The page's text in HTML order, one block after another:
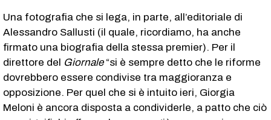
Una fotografia che si lega, in parte, all’editoriale di
Alessandro Sallusti (il quale, ricordiamo, ha anche
firmato una biografia della stessa premier). Per il
direttore del Giornale“si è sempre detto che le riforme
dovrebbero essere condivise tra maggioranza e
opposizione. Per quel che si è intuito ieri, Giorgia
Meloni è ancora disposta a condividerle, a patto che ciò